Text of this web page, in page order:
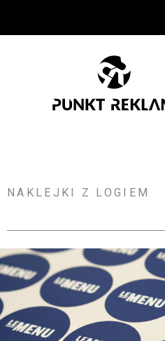
NAKLEJKI Z LOGIEM